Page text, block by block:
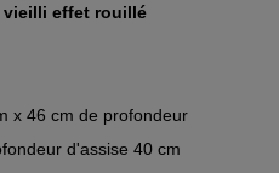
vieilli effet rouillé
x 46 cm de profondeur
d'assise 40 cm